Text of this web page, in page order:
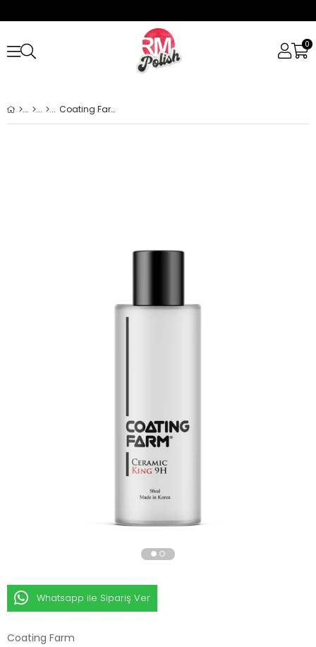
0
Coating Farm Ceramic King 9H
Whatsapp ile Sipariş Ver
Coating Farm